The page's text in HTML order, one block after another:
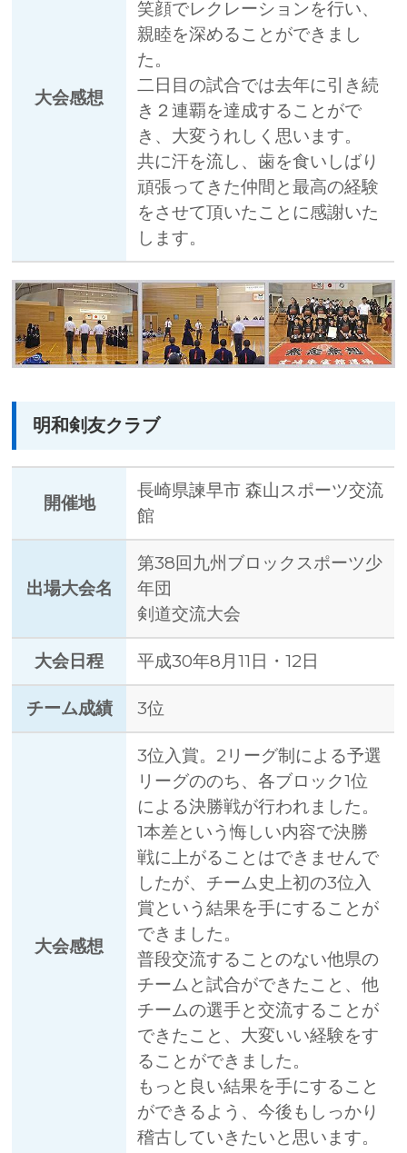
大会感想
笑顔でレクレーションを行い、
親睦を深めることができまし
た。
二日目の試合では去年に引き続
き２連覇を達成することがで
き、大変うれしく思います。
共に汗を流し、歯を食いしばり
頑張ってきた仲間と最高の経験
をさせて頂いたことに感謝いた
します。
明和剣友クラブ
開催地
長崎県諫早市 森山スポーツ交流
館
出場大会名
第38回九州ブロックスポーツ少
年団
剣道交流大会
大会日程 平成30年8月11日・12日
チーム成績 3位
大会感想
3位入賞。2リーグ制による予選
リーグののち、各ブロック1位
による決勝戦が行われました。
1本差という悔しい内容で決勝
戦に上がることはできませんで
したが、チーム史上初の3位入
賞という結果を手にすることが
できました。
普段交流することのない他県の
チームと試合ができたこと、他
チームの選手と交流することが
できたこと、大変いい経験をす
ることができました。
もっと良い結果を手にすること
ができるよう、今後もしっかり
稽古していきたいと思います。